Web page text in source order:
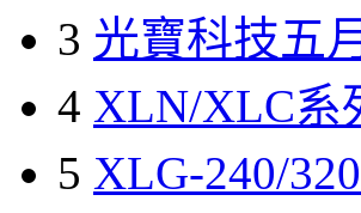
3 光寶科技五
4 XLN/XLC系
5 XLG-240/